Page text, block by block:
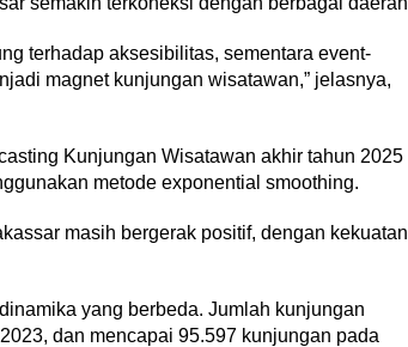
terhadap aksesibilitas, sementara event-
magnet kunjungan wisatawan,” jelasnya,
Kunjungan Wisatawan akhir tahun 2025
metode exponential smoothing.
masih bergerak positif, dengan kekuatan
yang berbeda. Jumlah kunjungan
dan mencapai 95.597 kunjungan pada